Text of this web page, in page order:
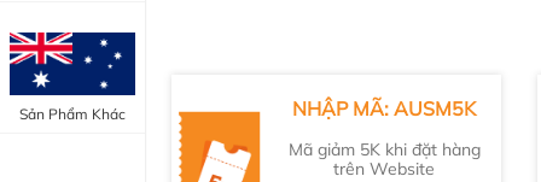
Sản Phẩm Khác NHẬP MÃ: AUSM5K
Mã giảm 5K khi đặt hàng
trên Website